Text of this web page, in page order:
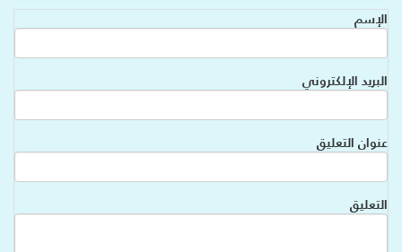
الإسم
البريد الإلكتروني
عنوان التعليق
التعليق